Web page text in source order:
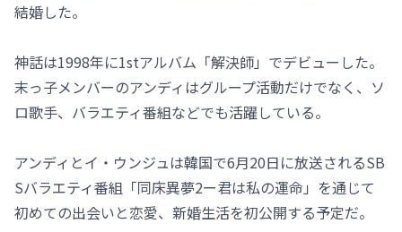
結婚した。
神話は1998年に1stアルバム「解決師」でデビューした。
末っ子メンバーのアンディはグループ活動だけでなく、ソ
ロ歌手、バラエティ番組などでも活躍している。
アンディとイ・ウンジュは韓国で6月20日に放送されるSB
Sバラエティ番組「同床異夢2ー君は私の運命」を通じて
初めての出会いと恋愛、新婚生活を初公開する予定だ。